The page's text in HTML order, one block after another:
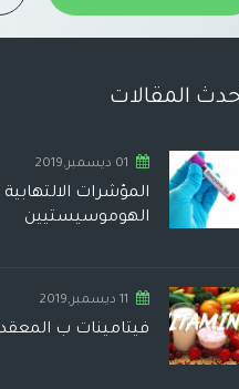
المقالات
01 ديسمبر,2019
المؤشرات الالتهابية
الهوموسيستيين
11 ديسمبر,2019
فيتامينات ب